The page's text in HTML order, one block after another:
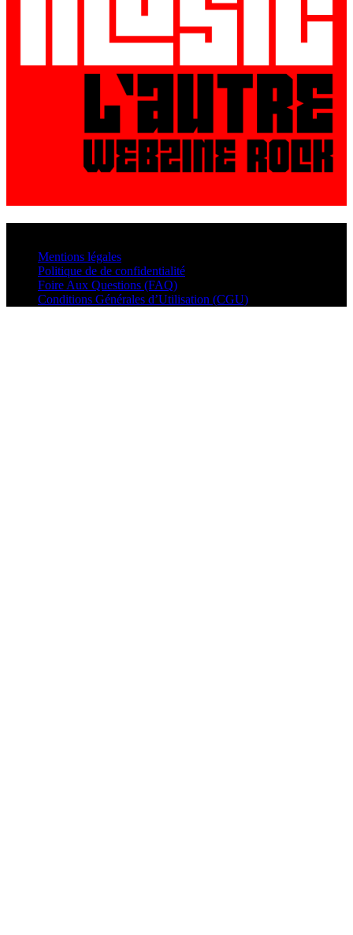
Mentions légales
Politique de de confidentialité
Foire Aux Questions (FAQ)
Conditions Générales d’Utilisation (CGU)